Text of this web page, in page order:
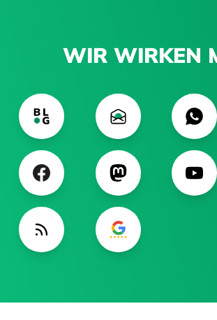
WIR WIRKEN